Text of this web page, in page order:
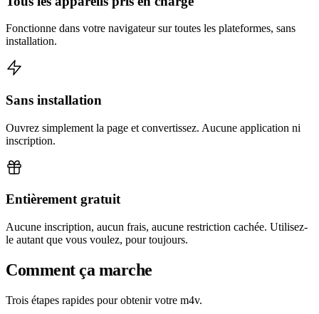
Fonctionne dans votre navigateur sur toutes les plateformes, sans
installation.
Sans installation
Ouvrez simplement la page et convertissez. Aucune application ni
inscription.
Entièrement gratuit
Aucune inscription, aucun frais, aucune restriction cachée. Utilisez-
le autant que vous voulez, pour toujours.
Comment ça marche
Trois étapes rapides pour obtenir votre m4v.